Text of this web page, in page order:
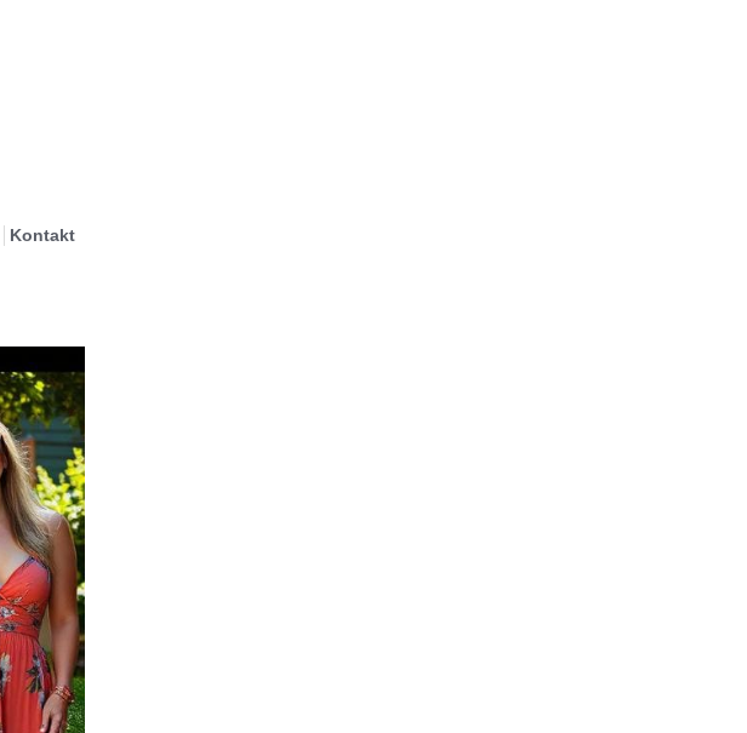
Kontakt